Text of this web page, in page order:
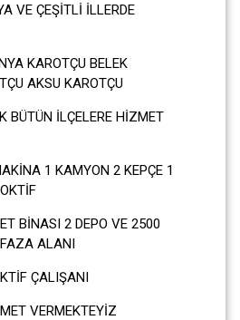
VE ÇEŞİTLİ İLLERDE
KAROTÇU BELEK
AKSU KAROTÇU
BÜTÜN İLÇELERE HİZMET
1 KAMYON 2 KEPÇE 1
BİNASI 2 DEPO VE 2500
ALANI
ÇALIŞANI
VERMEKTEYİZ